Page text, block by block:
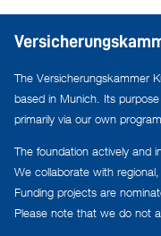
The Versicherungskammer
based in Munich. Its
primarily via our own
The foundation actively and
We collaborate with
Funding projects are
Please note that we do not